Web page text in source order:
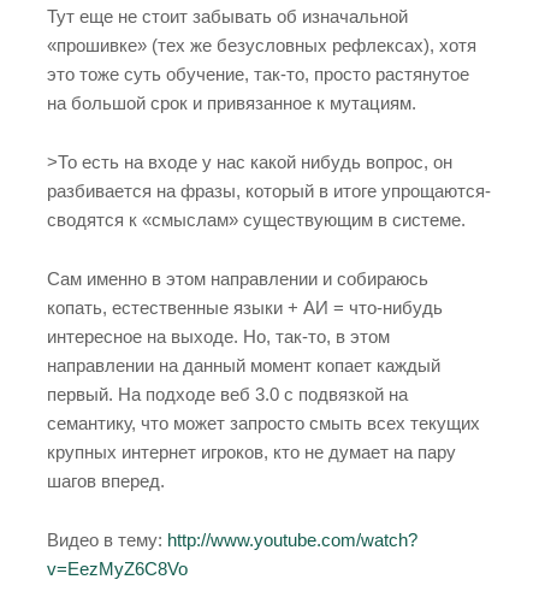
Тут еще не стоит забывать об изначальной
«прошивке» (тех же безусловных рефлексах), хотя
это тоже суть обучение, так-то, просто растянутое
на большой срок и привязанное к мутациям.
>То есть на входе у нас какой нибудь вопрос, он
разбивается на фразы, который в итоге упрощаются-
сводятся к «смыслам» существующим в системе.
Сам именно в этом направлении и собираюсь
копать, естественные языки + АИ = что-нибудь
интересное на выходе. Но, так-то, в этом
направлении на данный момент копает каждый
первый. На подходе веб 3.0 с подвязкой на
семантику, что может запросто смыть всех текущих
крупных интернет игроков, кто не думает на пару
шагов вперед.
Видео в тему: http://www.youtube.com/watch?
v=EezMyZ6C8Vo